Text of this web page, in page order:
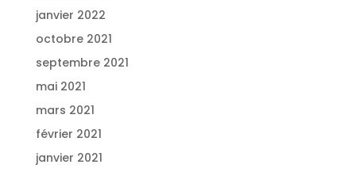
janvier 2022
octobre 2021
septembre 2021
mai 2021
mars 2021
février 2021
janvier 2021